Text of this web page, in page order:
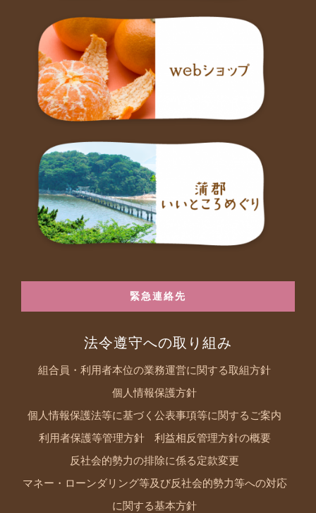
緊急連絡先
法令遵守への取り組み
組合員・利用者本位の業務運営に関する取組方針
個人情報保護方針
個人情報保護法等に基づく公表事項等に関するご案内
利用者保護等管理方針 利益相反管理方針の概要
反社会的勢力の排除に係る定款変更
マネー・ローンダリング等及び反社会的勢力等への対応
に関する基本方針